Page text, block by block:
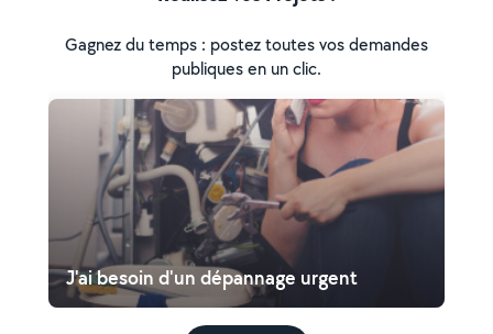
Gagnez du temps : postez toutes vos demandes
publiques en un clic.
J'ai besoin d'un dépannage urgent